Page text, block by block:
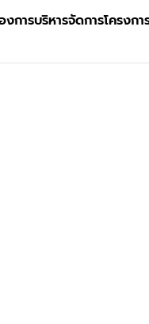
การบริหารจัดการโครงกา